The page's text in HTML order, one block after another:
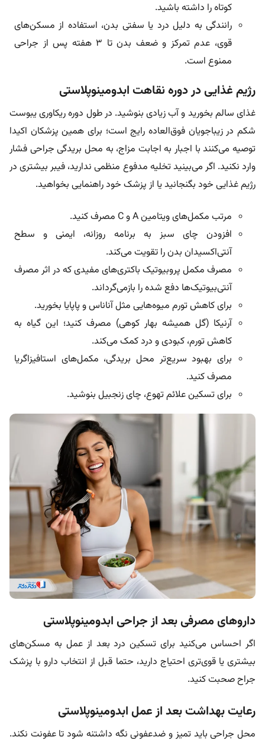
کوتاه را داشته باشید.
رانندگی به دلیل درد یا سفتی بدن، استفاده از مسکن‌های
قوی، عدم تمرکز و ضعف بدن تا ۳ هفته پس از جراحی
ممنوع است.
رژیم غذایی در دوره نقاهت ابدومینوپلاستی
غذای سالم بخورید و آب زیادی بنوشید. در طول دوره ریکاوری یبوست
شکم در زیباجویان فوق‌العاده رایج است؛ برای همین پزشکان اکیدا
توصیه می‌کنند با اجبار به اجابت مزاج، به محل بریدگی جراحی فشار
وارد نکنید. اگر می‌بینید تخلیه مدفوع منظمی ندارید، فیبر بیشتری در
رژیم غذایی خود بگنجانید یا از پزشک خود راهنمایی بخواهید.
مرتب مکمل‌های ویتامین A و C مصرف کنید.
افزودن چای سبز به برنامه روزانه، ایمنی و سطح
آنتی‌اکسیدان بدن را تقویت می‌کند.
مصرف مکمل پروبیوتیک باکتری‌های مفیدی که در اثر مصرف
آنتی‌بیوتیک‌ها دفع شده را بازمی‌گرداند.
برای کاهش تورم میوه‌هایی مثل آناناس و پاپایا بخورید.
آرنیکا (گل همیشه بهار کوهی) مصرف کنید؛ این گیاه به
کاهش تورم، کبودی و درد کمک می‌کند.
برای بهبود سریع‌تر محل بریدگی، مکمل‌های استافیزاگریا
مصرف کنید.
برای تسکین علائم تهوع، چای زنجبیل بنوشید.
داروهای مصرفی بعد از جراحی ابدومینوپلاستی
اگر احساس می‌کنید برای تسکین درد بعد از عمل به مسکن‌های
بیشتری یا قوی‌تری احتیاج دارید، حتما قبل از انتخاب دارو با پزشک
جراح صحبت کنید.
رعایت بهداشت بعد از عمل ابدومینوپلاستی
محل جراحی باید تمیز و ضدعفونی نگه داشتنه شود تا عفونت نکند.